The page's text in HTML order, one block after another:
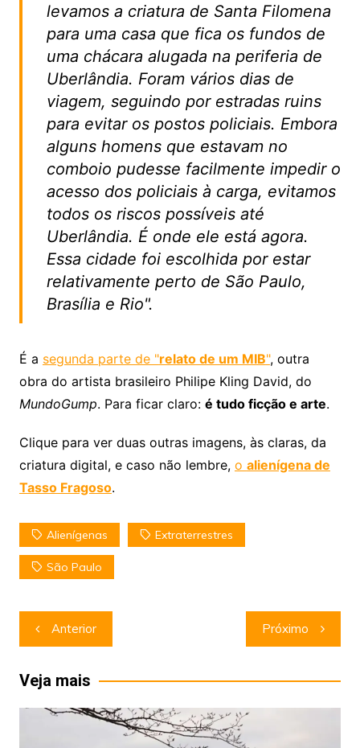
levamos a criatura de Santa Filomena
para uma casa que fica os fundos de
uma chácara alugada na periferia de
Uberlândia. Foram vários dias de
viagem, seguindo por estradas ruins
para evitar os postos policiais. Embora
alguns homens que estavam no
comboio pudesse facilmente impedir o
acesso dos policiais à carga, evitamos
todos os riscos possíveis até
Uberlândia. É onde ele está agora.
Essa cidade foi escolhida por estar
relativamente perto de São Paulo,
Brasília e Rio".
É a segunda parte de "relato de um MIB", outra
obra do artista brasileiro Philipe Kling David, do
MundoGump. Para ficar claro: é tudo ficção e arte.
Clique para ver duas outras imagens, às claras, da
criatura digital, e caso não lembre, o alienígena de
Tasso Fragoso.
Alienígenas Extraterrestres
São Paulo
Navegação
de
Post
Anterior Próximo
Veja mais